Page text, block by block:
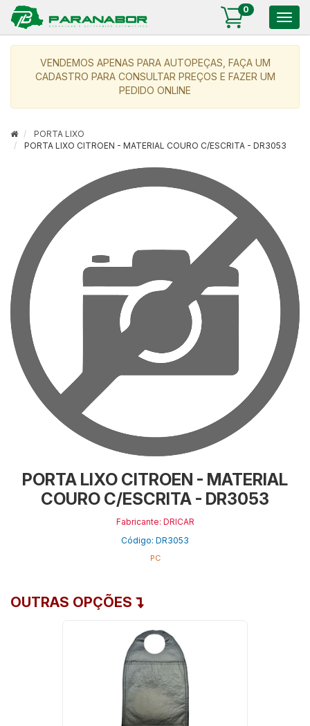
0
VENDEMOS APENAS PARA AUTOPEÇAS, FAÇA UM
CADASTRO PARA CONSULTAR PREÇOS E FAZER UM
PEDIDO ONLINE
PORTA LIXO
PORTA LIXO CITROEN - MATERIAL COURO C/ESCRITA - DR3053
PORTA LIXO CITROEN - MATERIAL
COURO C/ESCRITA - DR3053
Fabricante: DRICAR
Código: DR3053
PC
OUTRAS OPÇÕES